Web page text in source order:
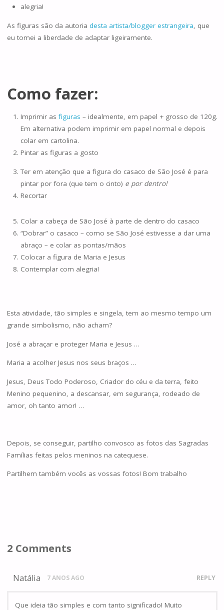
alegria!
As figuras são da autoria desta artista/blogger estrangeira, que
eu tomei a liberdade de adaptar ligeiramente.
Como fazer:
Imprimir as figuras – idealmente, em papel + grosso de 120g.
Em alternativa podem imprimir em papel normal e depois
colar em cartolina.
Pintar as figuras a gosto
Ter em atenção que a figura do casaco de São José é para
pintar por fora (que tem o cinto) e por dentro!
Recortar
Colar a cabeça de São José à parte de dentro do casaco
“Dobrar” o casaco – como se São José estivesse a dar uma
abraço – e colar as pontas/mãos
Colocar a figura de Maria e Jesus
Contemplar com alegria!
Esta atividade, tão simples e singela, tem ao mesmo tempo um
grande simbolismo, não acham?
José a abraçar e proteger Maria e Jesus …
Maria a acolher Jesus nos seus braços …
Jesus, Deus Todo Poderoso, Criador do céu e da terra, feito
Menino pequenino, a descansar, em segurança, rodeado de
amor, oh tanto amor! …
Depois, se conseguir, partilho convosco as fotos das Sagradas
Famílias feitas pelos meninos na catequese.
Partilhem também vocês as vossas fotos! Bom trabalho
2 Comments
Natália 7 ANOS AGO REPLY
Que ideia tão simples e com tanto significado! Muito